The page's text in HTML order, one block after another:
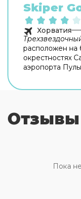
Skiper
Хорватия
расположен на
окрестностях
аэропорта
отеля вам
кухне. В апарт-
открытый
При желании
велосипед или
Отзывы
Пока